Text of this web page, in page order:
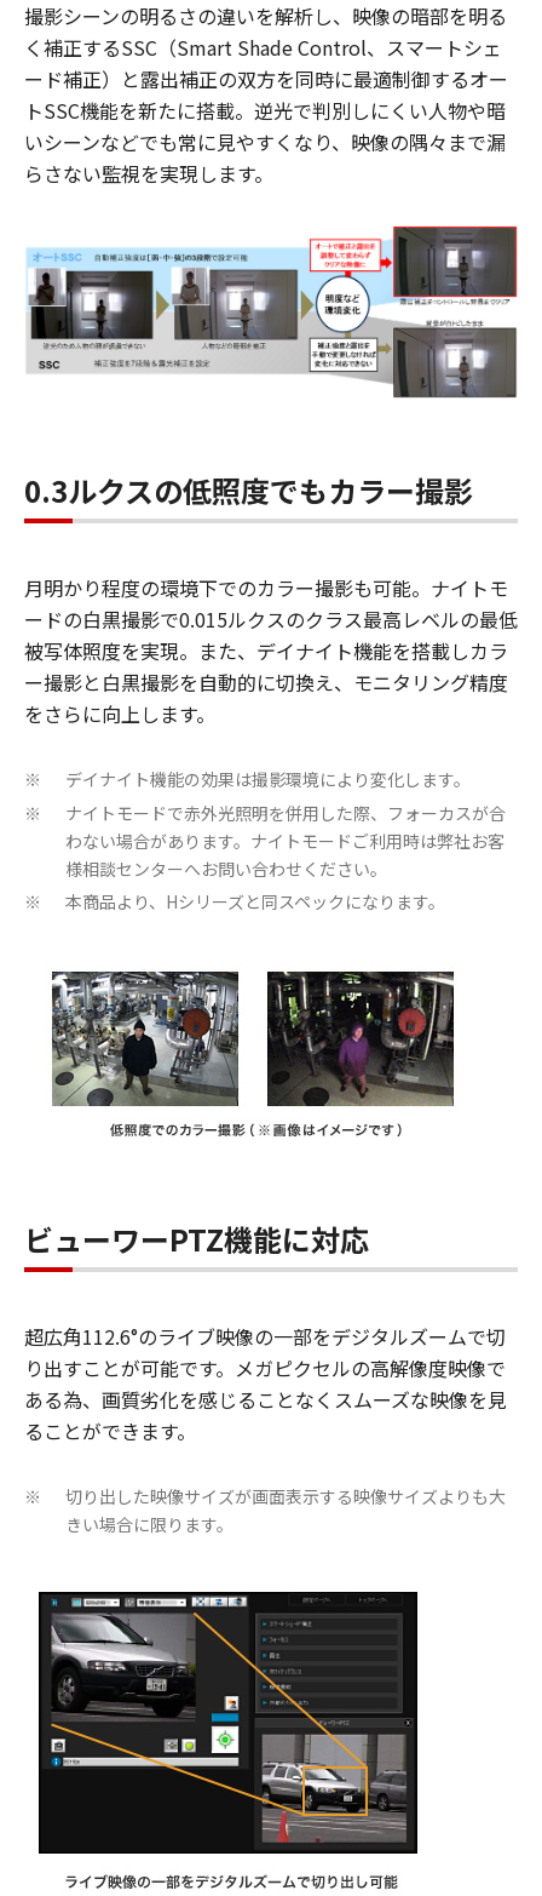
撮影シーンの明るさの違いを解析し、映像の暗部を明る
く補正するSSC（Smart Shade Control、スマートシェ
ード補正）と露出補正の双方を同時に最適制御するオー
トSSC機能を新たに搭載。逆光で判別しにくい人物や暗
いシーンなどでも常に見やすくなり、映像の隅々まで漏
らさない監視を実現します。
0.3ルクスの低照度でもカラー撮影
月明かり程度の環境下でのカラー撮影も可能。ナイトモ
ードの白黒撮影で0.015ルクスのクラス最高レベルの最低
被写体照度を実現。また、デイナイト機能を搭載しカラ
ー撮影と白黒撮影を自動的に切換え、モニタリング精度
をさらに向上します。
※ デイナイト機能の効果は撮影環境により変化します。
※
ナイトモードで赤外光照明を併用した際、フォーカスが合
わない場合があります。ナイトモードご利用時は弊社お客
様相談センターへお問い合わせください。
※ 本商品より、Hシリーズと同スペックになります。
ビューワーPTZ機能に対応
超広角112.6°のライブ映像の一部をデジタルズームで切
り出すことが可能です。メガピクセルの高解像度映像で
ある為、画質劣化を感じることなくスムーズな映像を見
ることができます。
※
切り出した映像サイズが画面表示する映像サイズよりも大
きい場合に限ります。